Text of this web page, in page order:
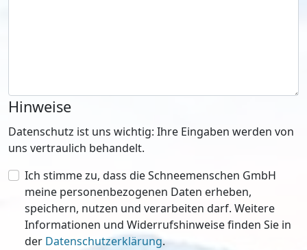
Hinweise
Datenschutz ist uns wichtig: Ihre Eingaben werden von
uns vertraulich behandelt.
Ich stimme zu, dass die Schneemenschen GmbH
meine personenbezogenen Daten erheben,
speichern, nutzen und verarbeiten darf. Weitere
Informationen und Widerrufshinweise finden Sie in
der Datenschutzerklärung.